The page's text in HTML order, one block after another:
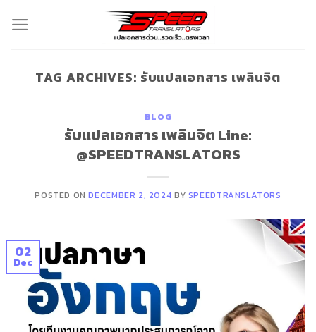
TAG ARCHIVES: รับแปลเอกสาร เพลินจิต
BLOG
รับแปลเอกสาร เพลินจิต Line:
@SPEEDTRANSLATORS
POSTED ONDECEMBER 2, 2024 BY SPEEDTRANSLATORS
02
Dec